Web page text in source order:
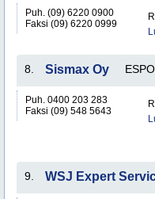
Puh. (09) 6220 0900
Faksi (09) 6220 0999
8. Sismax Oy
Puh. 0400 203 283
Faksi (09) 548 5643
9. WSJ Expert